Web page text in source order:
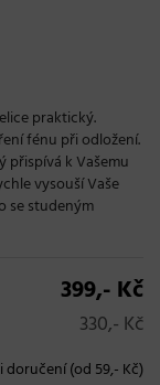
praktický.
fénu při odložení.
přispívá k Vašemu
vysouší Vaše
se studeným
399,- Kč
330,- Kč
doručení (od 59,- Kč)